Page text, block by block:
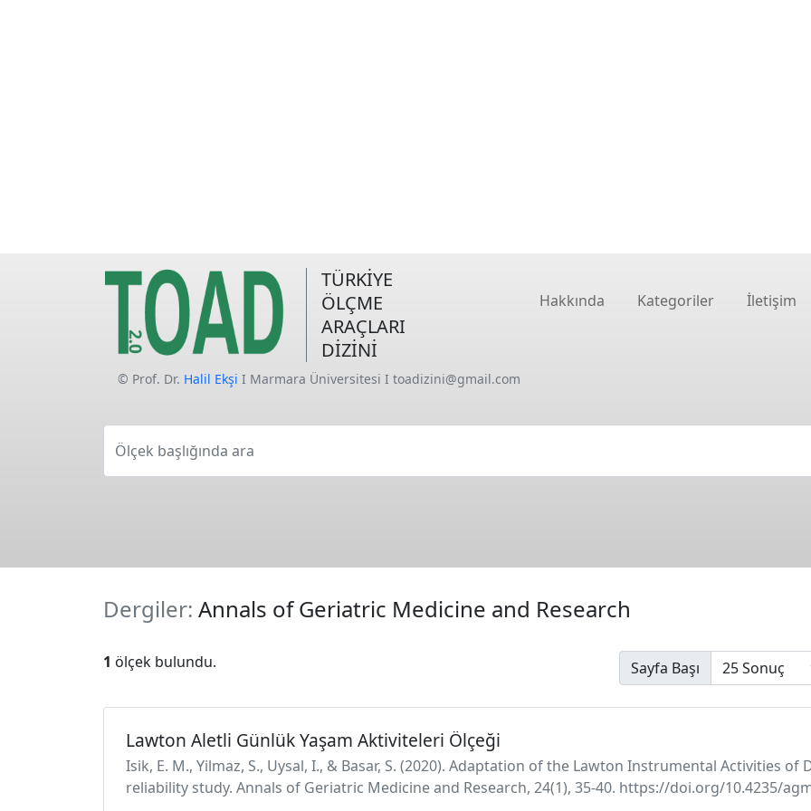
TÜRKİYE
ÖLÇME
ARAÇLARI
DİZİNİ
Hakkında Kategoriler İletişim
© Prof. Dr. Halil Ekşi I Marmara Üniversitesi I toadizini@gmail.com
Ölçek başlığında ara
Dergiler: Annals of Geriatric Medicine and Research
1 ölçek bulundu. Sayfa Başı
Lawton Aletli Günlük Yaşam Aktiviteleri Ölçeği
Isik, E. M., Yilmaz, S., Uysal, I., & Basar, S. (2020). Adaptation of the Lawton Instrumental Activities of
reliability study. Annals of Geriatric Medicine and Research, 24(1), 35-40. https://doi.org/10.4235/